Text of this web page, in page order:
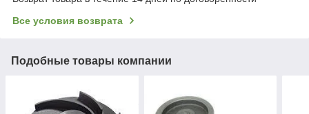
Все условия возврата
Подобные товары компании